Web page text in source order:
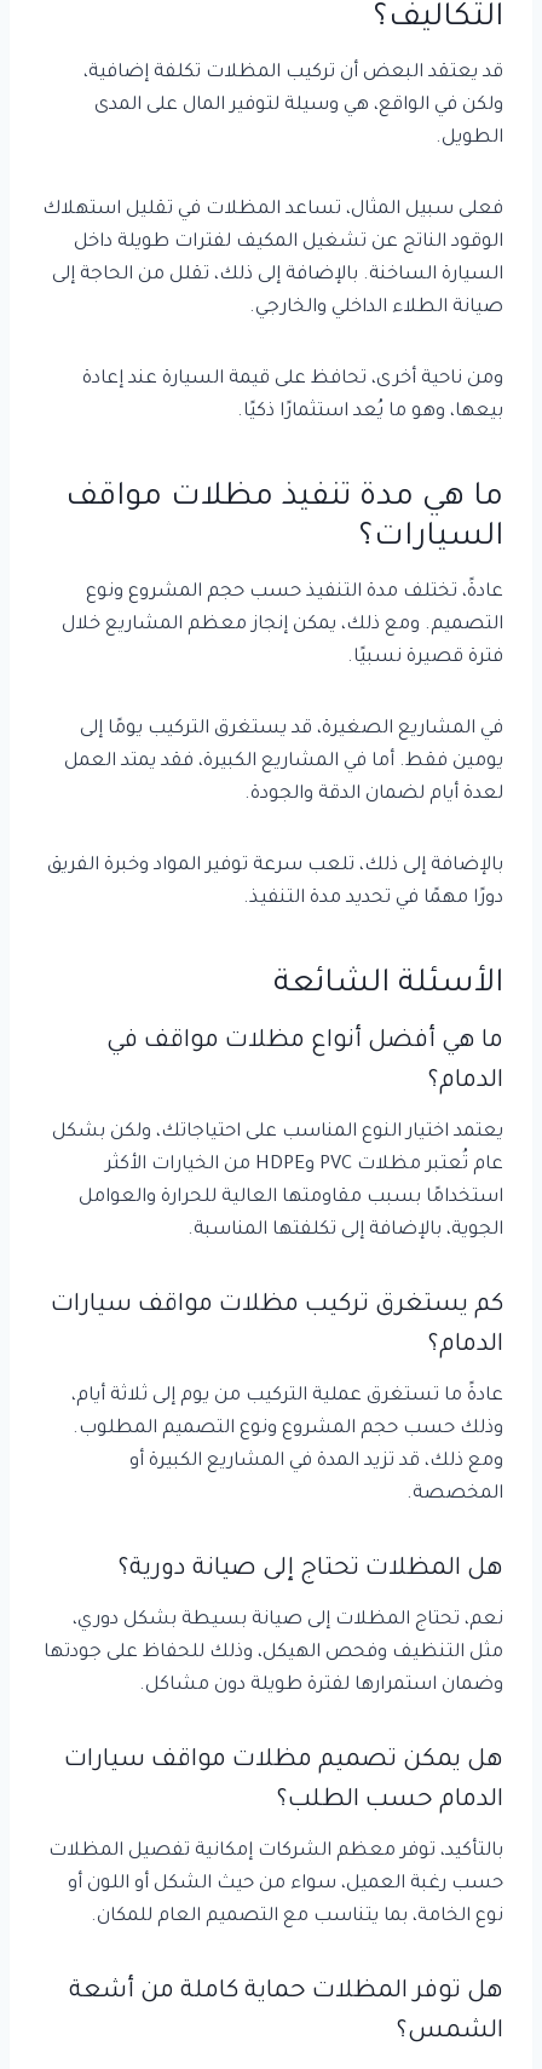
التكاليف؟
قد يعتقد البعض أن تركيب المظلات تكلفة إضافية،
ولكن في الواقع، هي وسيلة لتوفير المال على المدى
الطويل.
فعلى سبيل المثال، تساعد المظلات في تقليل استهلاك
الوقود الناتج عن تشغيل المكيف لفترات طويلة داخل
السيارة الساخنة. بالإضافة إلى ذلك، تقلل من الحاجة إلى
صيانة الطلاء الداخلي والخارجي.
ومن ناحية أخرى، تحافظ على قيمة السيارة عند إعادة
بيعها، وهو ما يُعد استثمارًا ذكيًا.
ما هي مدة تنفيذ مظلات مواقف
السيارات؟
عادةً، تختلف مدة التنفيذ حسب حجم المشروع ونوع
التصميم. ومع ذلك، يمكن إنجاز معظم المشاريع خلال
فترة قصيرة نسبيًا.
في المشاريع الصغيرة، قد يستغرق التركيب يومًا إلى
يومين فقط. أما في المشاريع الكبيرة، فقد يمتد العمل
لعدة أيام لضمان الدقة والجودة.
بالإضافة إلى ذلك، تلعب سرعة توفير المواد وخبرة الفريق
دورًا مهمًا في تحديد مدة التنفيذ.
الأسئلة الشائعة
ما هي أفضل أنواع مظلات مواقف في
الدمام؟
يعتمد اختيار النوع المناسب على احتياجاتك، ولكن بشكل
عام تُعتبر مظلات PVC وHDPE من الخيارات الأكثر
استخدامًا بسبب مقاومتها العالية للحرارة والعوامل
الجوية، بالإضافة إلى تكلفتها المناسبة.
كم يستغرق تركيب مظلات مواقف سيارات
الدمام؟
عادةً ما تستغرق عملية التركيب من يوم إلى ثلاثة أيام،
وذلك حسب حجم المشروع ونوع التصميم المطلوب.
ومع ذلك، قد تزيد المدة في المشاريع الكبيرة أو
المخصصة.
هل المظلات تحتاج إلى صيانة دورية؟
نعم، تحتاج المظلات إلى صيانة بسيطة بشكل دوري،
مثل التنظيف وفحص الهيكل، وذلك للحفاظ على جودتها
وضمان استمرارها لفترة طويلة دون مشاكل.
هل يمكن تصميم مظلات مواقف سيارات
الدمام حسب الطلب؟
بالتأكيد، توفر معظم الشركات إمكانية تفصيل المظلات
حسب رغبة العميل، سواء من حيث الشكل أو اللون أو
نوع الخامة، بما يتناسب مع التصميم العام للمكان.
هل توفر المظلات حماية كاملة من أشعة
الشمس؟